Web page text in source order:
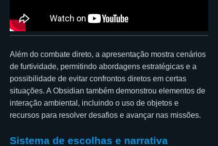
Além do combate direto, a apresentação mostra cenários
de furtividade, permitindo abordagens estratégicas e a
possibilidade de evitar confrontos diretos em certas
situações. A Obsidian também demonstrou elementos de
interação ambiental, incluindo o uso de objetos e
recursos para resolver desafios e avançar nas missões.
Sistema de escolhas e narrativa